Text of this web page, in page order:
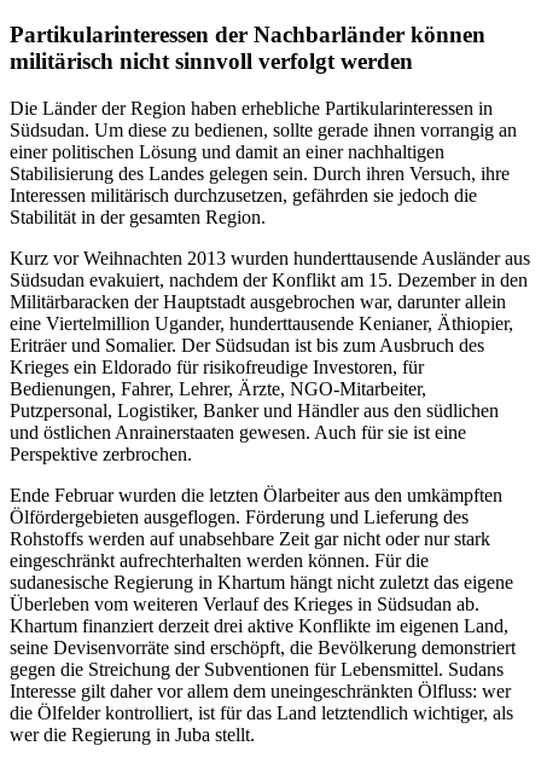
Partikularinteressen der Nachbarländer können
militärisch nicht sinnvoll verfolgt werden
Die Länder der Region haben erhebliche Partikularinteressen in
Südsudan. Um diese zu bedienen, sollte gerade ihnen vorrangig an
einer politischen Lösung und damit an einer nachhaltigen
Stabilisierung des Landes gelegen sein. Durch ihren Versuch, ihre
Interessen militärisch durchzusetzen, gefährden sie jedoch die
Stabilität in der gesamten Region.
Kurz vor Weihnachten 2013 wurden hunderttausende Ausländer aus
Südsudan evakuiert, nachdem der Konflikt am 15. Dezember in den
Militärbaracken der Hauptstadt ausgebrochen war, darunter allein
eine Viertelmillion Ugander, hunderttausende Kenianer, Äthiopier,
Eriträer und Somalier. Der Südsudan ist bis zum Ausbruch des
Krieges ein Eldorado für risikofreudige Investoren, für
Bedienungen, Fahrer, Lehrer, Ärzte, NGO-Mitarbeiter,
Putzpersonal, Logistiker, Banker und Händler aus den südlichen
und östlichen Anrainerstaaten gewesen. Auch für sie ist eine
Perspektive zerbrochen.
Ende Februar wurden die letzten Ölarbeiter aus den umkämpften
Ölfördergebieten ausgeflogen. Förderung und Lieferung des
Rohstoffs werden auf unabsehbare Zeit gar nicht oder nur stark
eingeschränkt aufrechterhalten werden können. Für die
sudanesische Regierung in Khartum hängt nicht zuletzt das eigene
Überleben vom weiteren Verlauf des Krieges in Südsudan ab.
Khartum finanziert derzeit drei aktive Konflikte im eigenen Land,
seine Devisenvorräte sind erschöpft, die Bevölkerung demonstriert
gegen die Streichung der Subventionen für Lebensmittel. Sudans
Interesse gilt daher vor allem dem uneingeschränkten Ölfluss: wer
die Ölfelder kontrolliert, ist für das Land letztendlich wichtiger, als
wer die Regierung in Juba stellt.